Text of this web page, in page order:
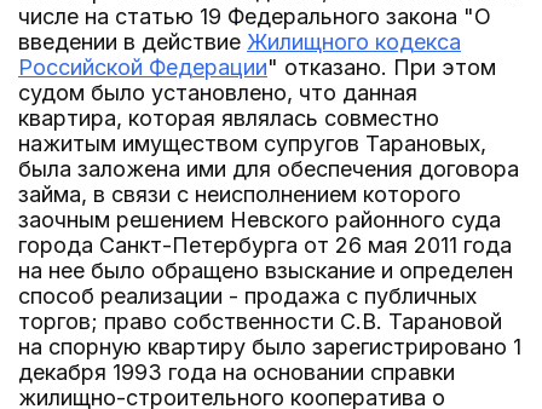
числе на статью 19 Федерального закона "О
введении в действие Жилищного кодекса
Российской Федерации" отказано. При этом
судом было установлено, что данная
квартира, которая являлась совместно
нажитым имуществом супругов Тарановых,
была заложена ими для обеспечения договора
займа, в связи с неисполнением которого
заочным решением Невского районного суда
города Санкт-Петербурга от 26 мая 2011 года
на нее было обращено взыскание и определен
способ реализации - продажа с публичных
торгов; право собственности С.В. Тарановой
на спорную квартиру было зарегистрировано 1
декабря 1993 года на основании справки
жилищно-строительного кооператива о